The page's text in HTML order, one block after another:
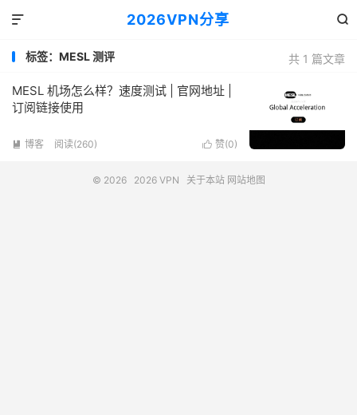
2026VPN分享 

共 1 篇文章
标签：MESL 测评
MESL 机场怎么样？速度测试 | 官网地址 |
订阅链接使用
 赞(0)
 博客 阅读(260)
© 2026 2026 VPN 关于本站 网站地图